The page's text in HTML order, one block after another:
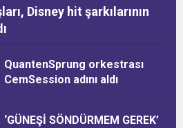
Disney hit şarkılarının
QuantenSprung orkestrası
CemSession adını aldı
‘GÜNEŞİ SÖNDÜRMEM GEREK’